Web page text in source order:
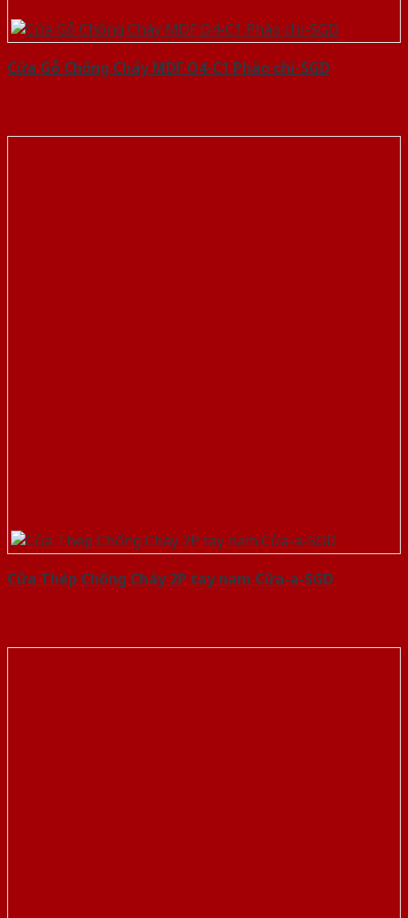
Cửa Gỗ Chống Cháy MDF O4-C1 Phào chi-SGD
Cửa Thép Chống Cháy 2P tay nam Cửa-a-SGD